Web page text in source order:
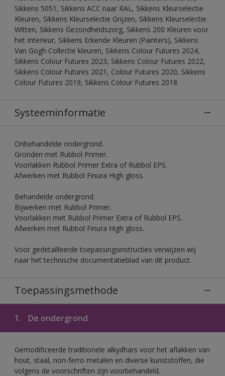
Sikkens 5051, Sikkens ACC naar RAL, Sikkens Kleurselectie
Kleuren, Sikkens Kleurselectie Grijzen, Sikkens Kleurselectie
Witten, Sikkens Gezondheidszorg, Sikkens 200 Kleuren voor
het Interieur, Sikkens Erkende Kleuren (Painters), Sikkens
Van Gogh Collectie kleuren, Sikkens Colour Futures 2024,
Sikkens Colour Futures 2023, Sikkens Colour Futures 2022,
Sikkens Colour Futures 2021, Colour Futures 2020, Sikkens
Colour Futures 2019, Sikkens Colour Futures 2018
Systeeminformatie
Onbehandelde ondergrond.
Gronden met Rubbol Primer.
Voorlakken Rubbol Primer Extra of Rubbol EPS.
Afwerken met Rubbol Finura High gloss.
Behandelde ondergrond.
Bijwerken met Rubbol Primer.
Voorlakken met Rubbol Primer Extra of Rubbol EPS.
Afwerken met Rubbol Finura High gloss.
Voor gedetailleerde toepassingsinstructies verwijzen wij
naar het technische documentatieblad van dit product.
Toepassingsmethode
1. De ondergrond
Gemodificeerde traditionele alkydhars voor het aflakken van
hout, staal, non-ferro metalen en diverse kunststoffen, die
volgens de voorschriften zijn voorbehandeld.